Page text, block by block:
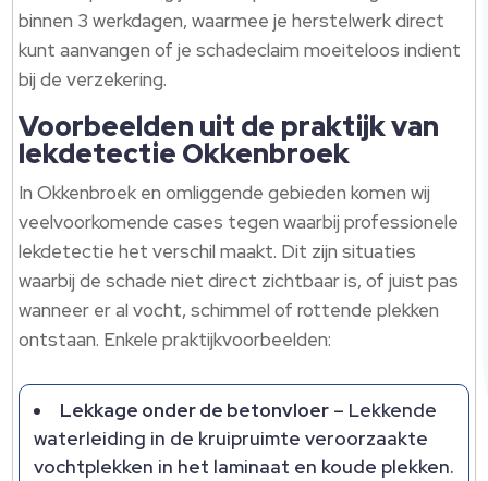
binnen 3 werkdagen, waarmee je herstelwerk direct
kunt aanvangen of je schadeclaim moeiteloos indient
bij de verzekering.​
Voorbeelden uit de praktijk van
lekdetectie Okkenbroek
In Okkenbroek en omliggende gebieden komen wij
veelvoorkomende cases tegen waarbij professionele
lekdetectie het verschil maakt.​ Dit zijn situaties
waarbij de schade niet direct zichtbaar is, of juist pas
wanneer er al vocht, schimmel of rottende plekken
ontstaan.​ Enkele praktijkvoorbeelden:
Lekkage onder de betonvloer – Lekkende
waterleiding in de kruipruimte veroorzaakte
vochtplekken in het laminaat en koude plekken.​